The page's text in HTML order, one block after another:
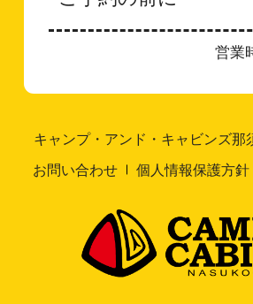
営業
キャンプ・アンド・キャビンズ那
お問い合わせ 個人情報保護方針